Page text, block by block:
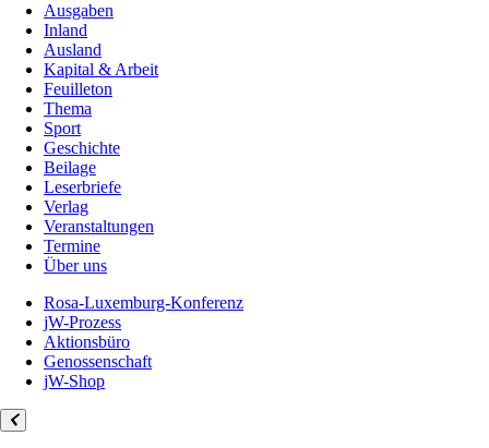
Ausgaben
Inland
Ausland
Kapital & Arbeit
Feuilleton
Thema
Sport
Geschichte
Beilage
Leserbriefe
Verlag
Veranstaltungen
Termine
Über uns
Rosa-Luxemburg-Konferenz
jW-Prozess
Aktionsbüro
Genossenschaft
jW-Shop